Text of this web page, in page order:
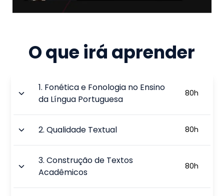
O que irá aprender
1. Fonética e Fonologia no Ensino
da Língua Portuguesa
80h
2.Qualidade Textual 80h
3.Construção de Textos
Acadêmicos
80h